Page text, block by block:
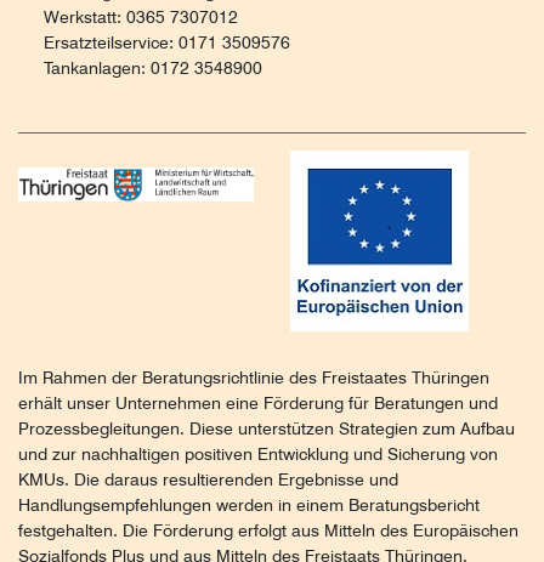
Werkstatt: 0365 7307012
Ersatzteilservice: 0171 3509576
Tankanlagen: 0172 3548900
Im Rahmen der Beratungsrichtlinie des Freistaates Thüringen
erhält unser Unternehmen eine Förderung für Beratungen und
Prozessbegleitungen. Diese unterstützen Strategien zum Aufbau
und zur nachhaltigen positiven Entwicklung und Sicherung von
KMUs. Die daraus resultierenden Ergebnisse und
Handlungsempfehlungen werden in einem Beratungsbericht
festgehalten. Die Förderung erfolgt aus Mitteln des Europäischen
Sozialfonds Plus und aus Mitteln des Freistaats Thüringen.